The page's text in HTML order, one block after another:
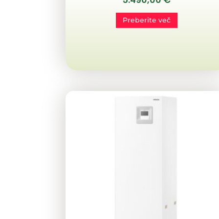
Preberite več